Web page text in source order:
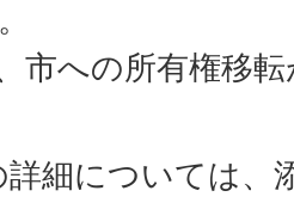
市への所有権移
細については、